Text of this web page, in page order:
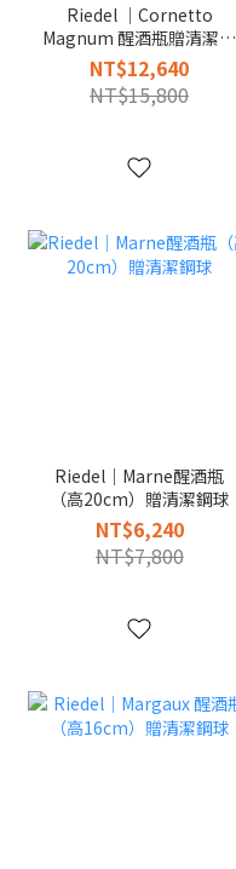
Riedel │Cornetto
Magnum 醒酒瓶贈清潔鋼
球
NT$12,640
NT$15,800
Riedel｜Marne醒酒瓶
（高20cm）贈清潔鋼球
NT$6,240
NT$7,800